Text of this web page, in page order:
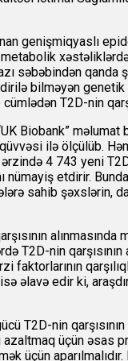
genişmiqyaslı
səbəbindən
bilməyən
T2D-nin
Biobank”
ilə ölçülüb.
4 743 yeni
nümayiş etdirir.
sahib şəxslərin,
T2D-nin
faktorlarının
əlavə edir ki,
T2D-nin
üçün əsas
üçün